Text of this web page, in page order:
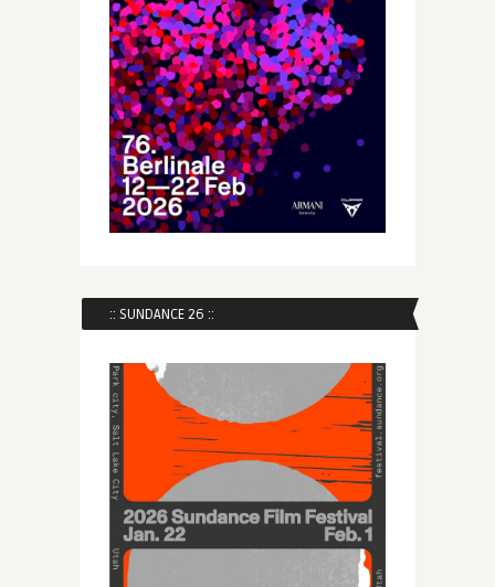
:: SUNDANCE 26 ::